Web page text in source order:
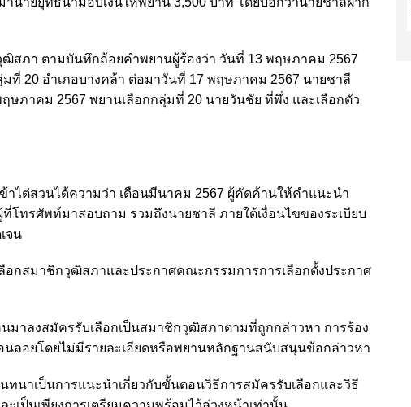
สภา ตามบันทึกถ้อยคำพยานผู้ร้องว่า วันที่ 13 พฤษภาคม 2567
20 อำเภอบางคล้า ต่อมาวันที่ 17 พฤษภาคม 2567 นายชาลี
ภาคม 2567 พยานเลือกกลุ่มที่ 20 นายวันชัย ที่พึ่ง และเลือกตัว
าไต่สวนได้ความว่า เดือนมีนาคม 2567 ผู้คัดค้านให้คำแนะนำ
ทรศัพท์มาสอบถาม รวมถึงนายชาลี ภายใต้เงื่อนไขของระเบียบ
จน
กสมาชิกวุฒิสภาและประกาศคณะกรรมการการเลือกตั้งประกาศ
มาลงสมัครรับเลือกเป็นสมาชิกวุฒิสภาตามที่ถูกกล่าวหา การร้อง
นลอยโดยไม่มีรายละเอียดหรือพยานหลักฐานสนับสนุนข้อกล่าวหา
นาเป็นการแนะนำเกี่ยวกับขั้นตอนวิธีการสมัครรับเลือกและวิธี